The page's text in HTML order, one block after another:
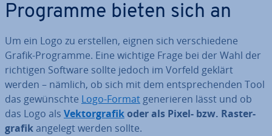
Programme bieten sich an
Um ein Logo zu erstellen, eignen sich ver­schie­de­ne
Grafik-Programme. Eine wichtige Frage bei der Wahl der
richtigen Software sollte jedoch im Vorfeld geklärt
werden – nämlich, ob sich mit dem ent­spre­chen­den Tool
das ge­wünsch­te Logo-Format ge­ne­rie­ren lässt und ob
das Logo als Vek­tor­gra­fikoder als Pixel- bzw. Ras­ter­
gra­fikangelegt werden sollte.